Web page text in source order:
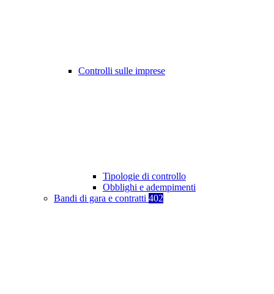
Controlli sulle imprese
Tipologie di controllo
Obblighi e adempimenti
Bandi di gara e contratti 402